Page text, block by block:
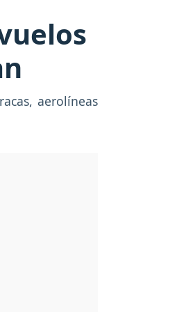
aerolíneas